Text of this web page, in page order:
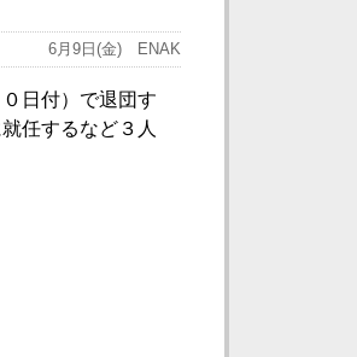
6月9日(金) ENAK
日付）で退団す
任するなど３人